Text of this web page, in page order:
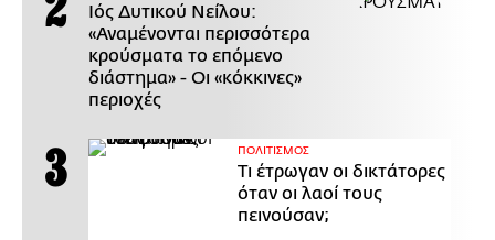
Ιός Δυτικού Νείλου:
«Αναμένονται περισσότερα
κρούσματα το επόμενο
διάστημα» - Οι «κόκκινες»
περιοχές
ΠΟΛΙΤΙΣΜΟΣ
Τι έτρωγαν οι δικτάτορες
όταν οι λαοί τους
πεινούσαν;